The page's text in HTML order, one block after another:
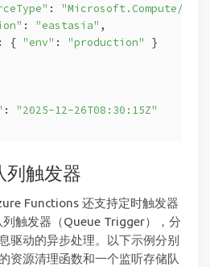
: "Microsoft.Compute/
: "eastasia" ,
: { "env" : "production" }
: "2025-12-26T08:30:15Z"
列触发器
Functions 还支持定时触发器
列触发器（Queue Trigger），分
驱动的异步处理。以下示例分别
资源清理函数和一个监听存储队